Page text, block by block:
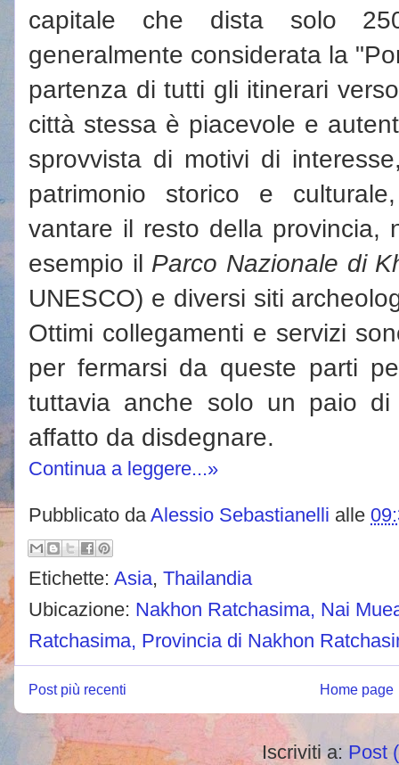
capitale che dista solo
generalmente considerata la
partenza di tutti gli itinerari
città stessa è piacevole e
sprovvista di motivi di
patrimonio storico e
vantare il resto della provincia,
esempio il Parco Nazionale di
UNESCO) e diversi siti
Ottimi collegamenti e servizi
per fermarsi da queste parti
tuttavia anche solo un paio
affatto da disdegnare.
Continua a leggere...»
Pubblicato daAlessio Sebastianelli alle
Etichette: Asia, Thailandia
Ubicazione: Nakhon Ratchasima, Nai
Ratchasima, Provincia di Nakhon
Post più recenti Home page
Iscriviti a: Post